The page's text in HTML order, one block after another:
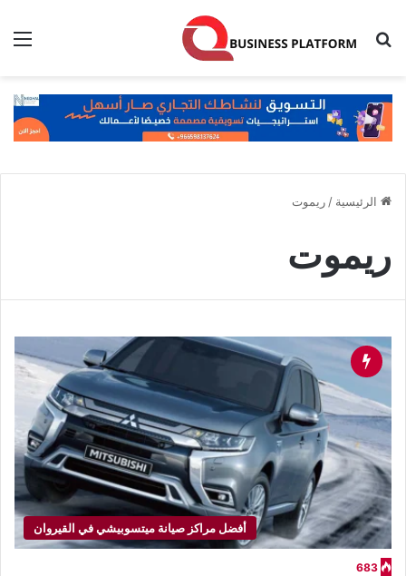
بحث عن
الرئيسية / ريموت
ريموت
أفضل مراكز صيانة ميتسوبيشي في القيروان
683